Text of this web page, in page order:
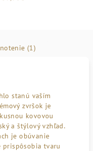
(1)
stanú vaším
zvršok je
kovovou
a štýlový vzhľad.
je obúvanie
prispôsobia tvaru